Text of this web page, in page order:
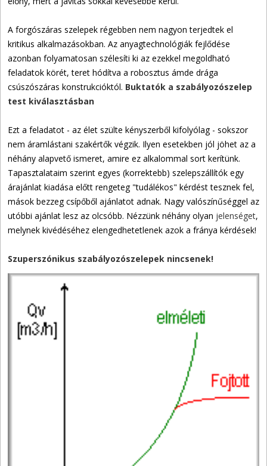
A forgószáras szelepek régebben nem nagyon terjedtek el
kritikus alkalmazásokban. Az anyagtechnológiák fejlődése
azonban folyamatosan szélesíti ki az ezekkel megoldható
feladatok körét, teret hódítva a robosztus ámde drága
csúszószáras konstrukcióktól. Buktatók a szabályozószelep
test kiválasztásban
Ezt a feladatot - az élet szülte kényszerből kifolyólag - sokszor
nem áramlástani szakértők végzik. Ilyen esetekben jól jöhet az a
néhány alapvető ismeret, amire ez alkalommal sort kerítünk.
Tapasztalataim szerint egyes (korrektebb) szelepszállítók egy
árajánlat kiadása előtt rengeteg "tudálékos" kérdést tesznek fel,
mások bezzeg csípőből ajánlatot adnak. Nagy valószínűséggel az
utóbbi ajánlat lesz az olcsóbb. Nézzünk néhány olyan jelenséget,
melynek kivédéséhez elengedhetetlenek azok a fránya kérdések!
Szuperszónikus szabályozószelepek nincsenek!